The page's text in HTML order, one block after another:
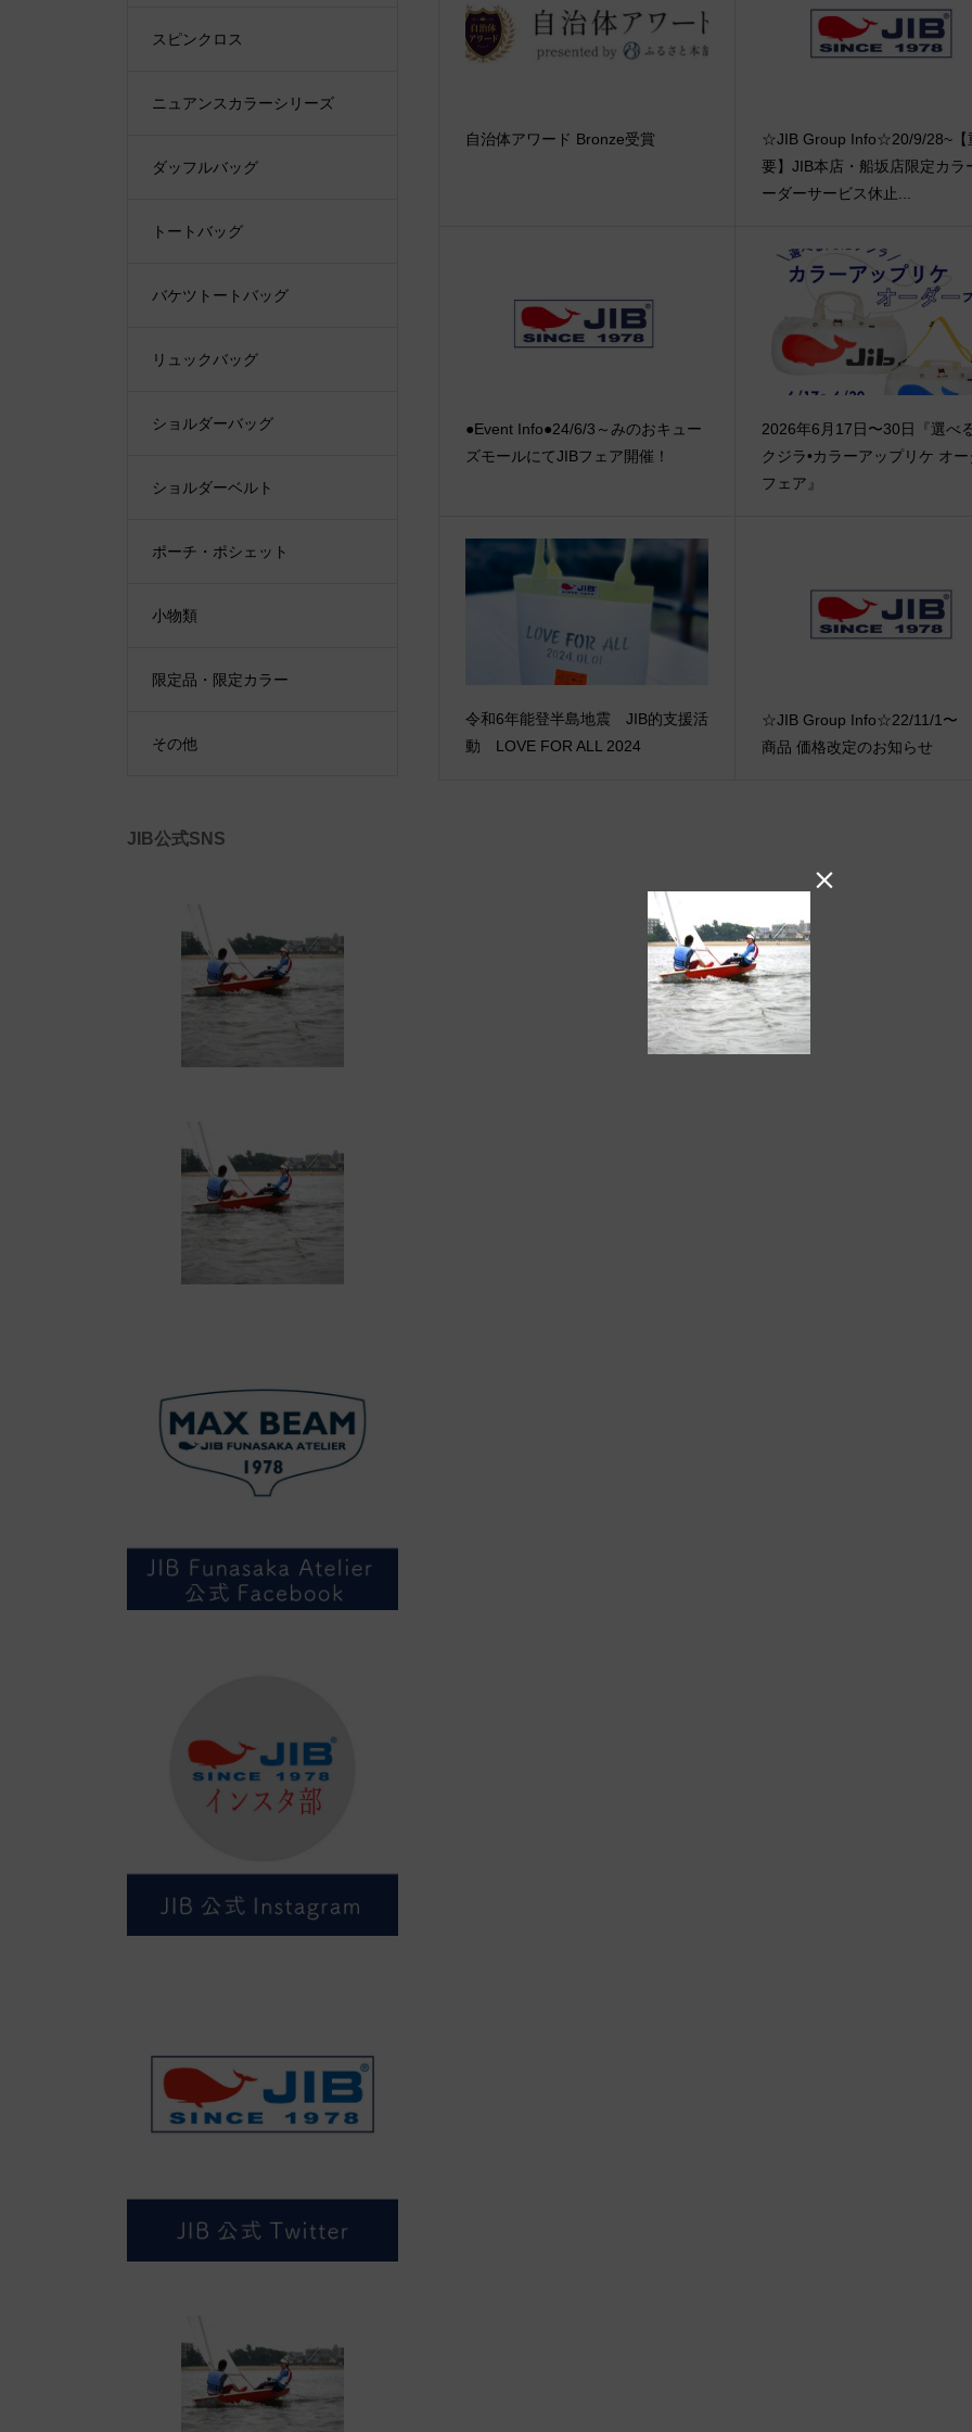
自治体アワード Bronze受賞
☆JIB Group Info☆20/9/28~【
要】JIB本店・船坂店限定カラ
ーダーサービス休止...
●Event Info●24/6/3～みのおキュー
ズモールにてJIBフェア開催！
2026年6月17日〜30日『選べ
クジラ•カラーアップリケ オ
フェア』
令和6年能登半島地震 JIB的支援活
動 LOVE FOR ALL 2024
☆JIB Group Info☆22/11/1〜
商品 価格改定のお知らせ
スピンクロス
ニュアンスカラーシリーズ
ダッフルバッグ
トートバッグ
バケツトートバッグ
リュックバッグ
ショルダーバッグ
ショルダーベルト
ポーチ・ポシェット
小物類
限定品・限定カラー
その他
JIB公式SNS
